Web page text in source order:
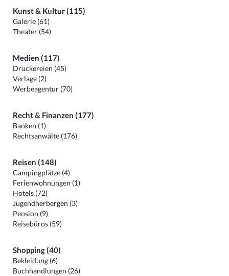
Kunst & Kultur (115)
Galerie (61)
Theater (54)
Medien (117)
Druckereien (45)
Verlage (2)
Werbeagentur (70)
Recht & Finanzen (177)
Banken (1)
Rechtsanwälte (176)
Reisen (148)
Campingplätze (4)
Ferienwohnungen (1)
Hotels (72)
Jugendherbergen (3)
Pension (9)
Reisebüros (59)
Shopping (40)
Bekleidung (6)
Buchhandlungen (26)